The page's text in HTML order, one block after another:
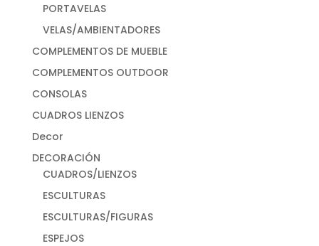
PORTAVELAS
VELAS/AMBIENTADORES
COMPLEMENTOS DE MUEBLE
COMPLEMENTOS OUTDOOR
CONSOLAS
CUADROS LIENZOS
Decor
DECORACIÓN
CUADROS/LIENZOS
ESCULTURAS
ESCULTURAS/FIGURAS
ESPEJOS